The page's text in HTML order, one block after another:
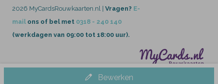
Bewerken
2026 MyCardsRouwkaarten.nl | Vragen? E-
mail ons of bel met 0318 - 240 140
(werkdagen van 09:00 tot 18:00 uur).